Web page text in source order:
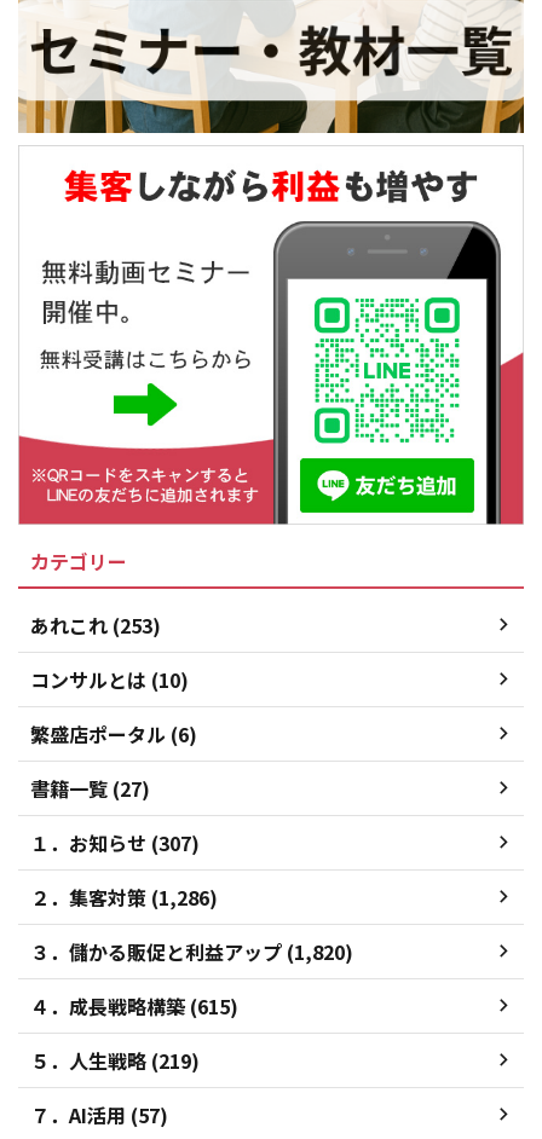
カテゴリー
あれこれ (253)
コンサルとは (10)
繁盛店ポータル (6)
書籍一覧 (27)
１．お知らせ (307)
２．集客対策 (1,286)
３．儲かる販促と利益アップ (1,820)
４．成長戦略構築 (615)
５．人生戦略 (219)
７．AI活用 (57)